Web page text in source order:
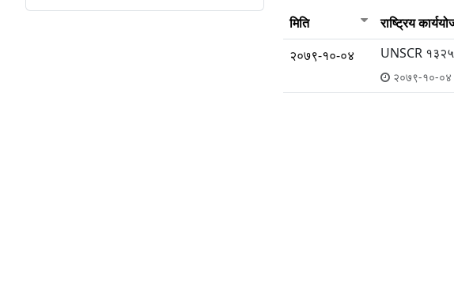
मिति
राष्ट्रिय
२०७९-१०-०४
UNSCR १३२५
२०७९-१०-०४